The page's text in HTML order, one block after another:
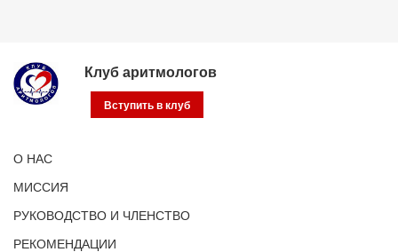
Клуб аритмологов
Вступить в клуб
О НАС
МИССИЯ
РУКОВОДСТВО И ЧЛЕНСТВО
РЕКОМЕНДАЦИИ